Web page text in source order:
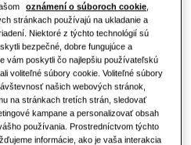
funguje?
PRIESTORY
čerpadiel
BUDOVY
oznámení o súboroch cookie
stránkach používajú na ukladanie a
Niektoré z týchto technológií sú
bezpečné, dobre fungujúce a
vám poskytli čo najlepšiu používateľskú
voliteľné súbory cookie. Voliteľné súbory
našich webových stránok,
na stránkach tretích strán, sledovať
kampane a personalizovať obsah
používania. Prostredníctvom týchto
informácie, ako je vaša interakcia